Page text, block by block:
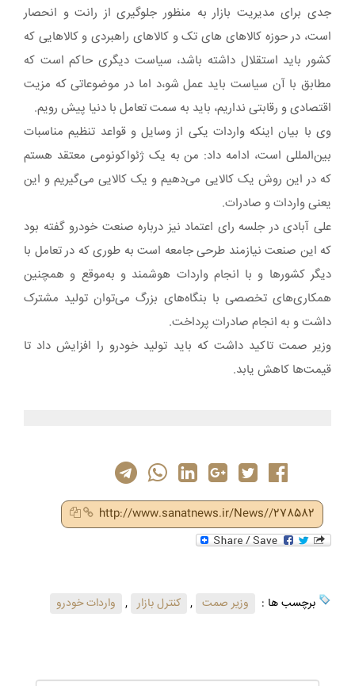
جدی برای مدیریت بازار به منظور جلوگیری از رانت و انحصار
است، در حوزه کالاهای های تک و کالاهای راهبردی و کالاهایی که
کشور باید استقلال داشته باشد، سیاست دیگری حاکم است که
مطابق با آن سیاست باید عمل شو،د اما در موضوعاتی که مزیت
اقتصادی و رقابتی نداریم، باید به سمت تعامل با دنیا پیش رویم.
وی با بیان اینکه واردات یکی از وسایل و قواعد تنظیم مناسبات
بین‌المللی است، ادامه داد: من به یک ژئواکونومی معتقد هستم
که در این روش یک کالایی می‌دهیم و یک کالایی می‌گیریم و این
یعنی واردات و صادرات.
علی آبادی در جلسه رای اعتماد نیز درباره صنعت خودرو گفته بود
که این صنعت نیازمند طرحی جامعه است به طوری که در تعامل با
دیگر کشورها و با انجام واردات هوشمند و به‌موقع و همچنین
همکاری‌های تخصصی با بنگاه‌های بزرگ می‌توان تولید مشترک
داشت و به انجام صادرات پرداخت.
وزیر صمت تاکید داشت که باید تولید خودرو را افزایش داد تا
قیمت‌ها کاهش یابد.
http://www.sanatnews.ir/News//278582
برچسب ها : وزیر صمت , کنترل بازار , واردات خودرو